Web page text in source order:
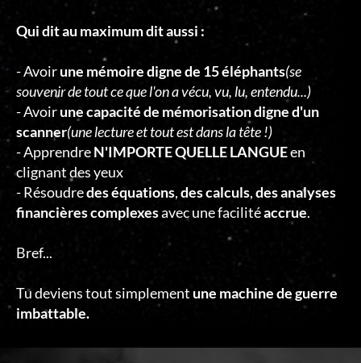
Qui dit au maximum dit aussi :
- Avoirune mémoire digne de 15 éléphants(se
souvenir de tout ce que l'on a vécu, vu, lu, entendu...)
- Avoirune capacité de mémorisation digne d'un
scanner(une lecture et tout est dans la tête !)
- ApprendreN'IMPORTE QUELLE LANGUEen
clignant des yeux
- Résoudredes équations,des calculs,des analyses
financières complexesavec une facilitéaccrue.
Bref...
Tu deviens tout simplement une machine de guerre
imbattable.